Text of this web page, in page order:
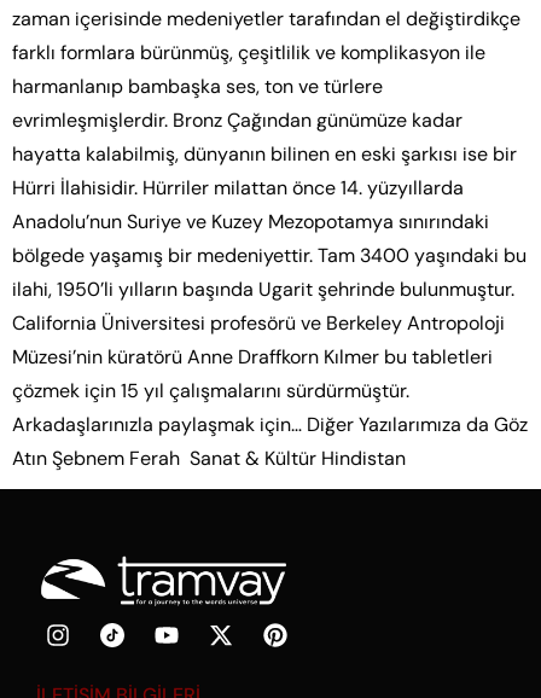
zaman içerisinde medeniyetler tarafından el değiştirdikçe
farklı formlara bürünmüş, çeşitlilik ve komplikasyon ile
harmanlanıp bambaşka ses, ton ve türlere
evrimleşmişlerdir. Bronz Çağından günümüze kadar
hayatta kalabilmiş, dünyanın bilinen en eski şarkısı ise bir
Hürri İlahisidir. Hürriler milattan önce 14. yüzyıllarda
Anadolu’nun Suriye ve Kuzey Mezopotamya sınırındaki
bölgede yaşamış bir medeniyettir. Tam 3400 yaşındaki bu
ilahi, 1950’li yılların başında Ugarit şehrinde bulunmuştur.
California Üniversitesi profesörü ve Berkeley Antropoloji
Müzesi’nin küratörü Anne Draffkorn Kılmer bu tabletleri
çözmek için 15 yıl çalışmalarını sürdürmüştür.
Arkadaşlarınızla paylaşmak için…​ Diğer Yazılarımıza da Göz
Atın​ Şebnem Ferah Sanat & Kültür Hindistan